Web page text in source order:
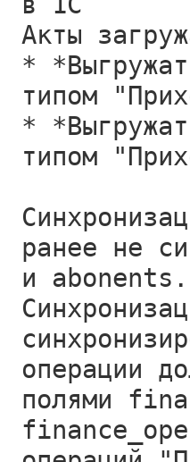
Акты
*
типом
*
типом
ранее не
и
операции
полями